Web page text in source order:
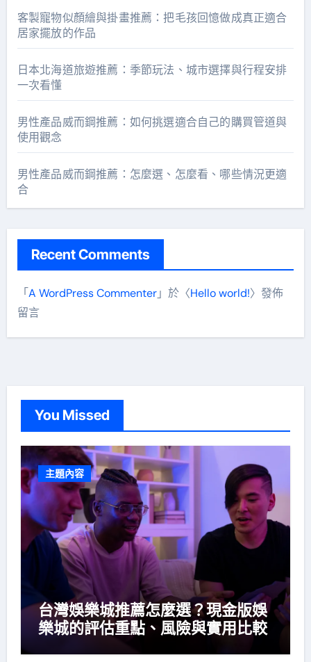
客製寵物似顏繪與掛畫推薦：把毛孩回憶做成真正適合
居家擺放的作品
日本北海道旅遊推薦：季節玩法、城市選擇與行程安排
一次看懂
男性產品威而鋼推薦：如何挑選適合自己的購買管道與
使用觀念
男性產品威而鋼推薦：怎麼選、怎麼看、哪些情況更適
合
Recent Comments
「A WordPress Commenter」於〈Hello world!〉發佈
留言
You Missed
主題內容
台灣娛樂城推薦怎麼選？現金版娛
樂城的評估重點、風險與實用比較